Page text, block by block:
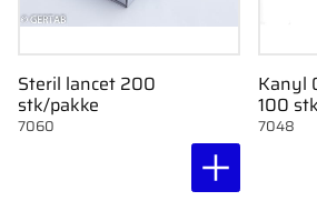
Steril lancet 200
stk/pakke
7060
Kanyl
100
7048